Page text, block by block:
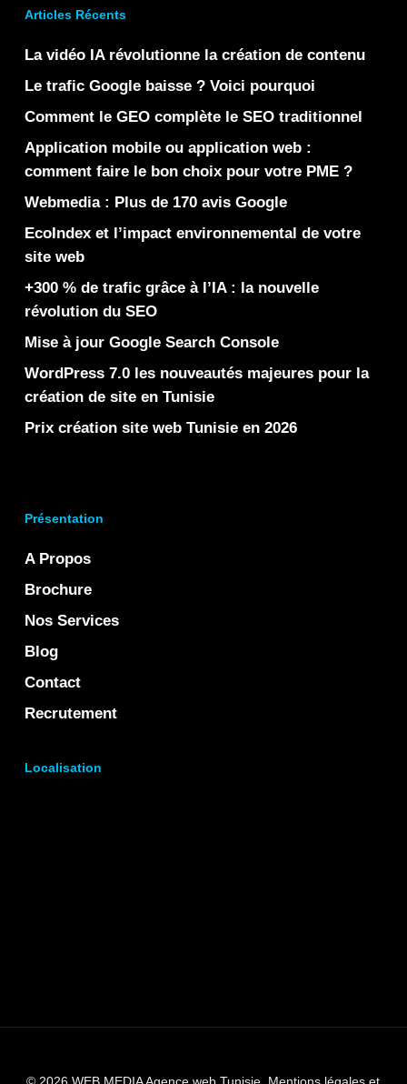
Articles Récents
La vidéo IA révolutionne la création de contenu
Le trafic Google baisse ? Voici pourquoi
Comment le GEO complète le SEO traditionnel
Application mobile ou application web :
comment faire le bon choix pour votre PME ?
Webmedia : Plus de 170 avis Google
EcoIndex et l’impact environnemental de votre
site web
+300 % de trafic grâce à l’IA : la nouvelle
révolution du SEO
Mise à jour Google Search Console
WordPress 7.0 les nouveautés majeures pour la
création de site en Tunisie
Prix création site web Tunisie en 2026
Présentation
A Propos
Brochure
Nos Services
Blog
Contact
Recrutement
Localisation